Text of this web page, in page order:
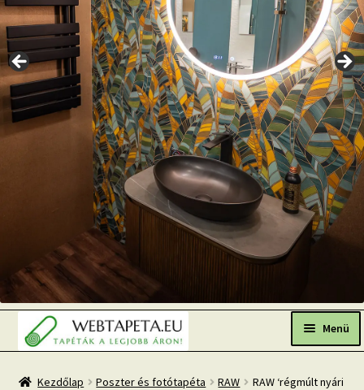
Ugrás
a
navigációhoz
Kilépés
a
tartalomba Menü
Kezdőlap Poszter és fotótapéta RAW
RAW ‘régmúlt nyári